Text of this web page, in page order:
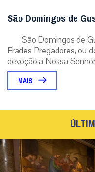
São Domingos de
São Domingos de
Frades Pregadores, ou
devoção a Nossa
MAIS